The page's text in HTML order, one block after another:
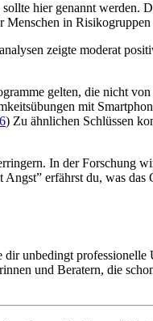
hier genannt werden.
in
zeigte moderat
gelten, die nicht
mit
6) Zu ähnlichen Schlüssen
In der
erfährst du, was
unbedingt
und Beratern, die